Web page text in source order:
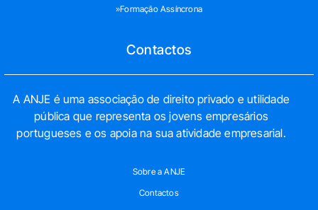
»Formação Assíncrona
Contactos
A ANJE é uma associação de direito privado e utilidade
pública que representa os jovens empresários
portugueses e os apoia na sua atividade empresarial.
Sobre a ANJE
Contactos